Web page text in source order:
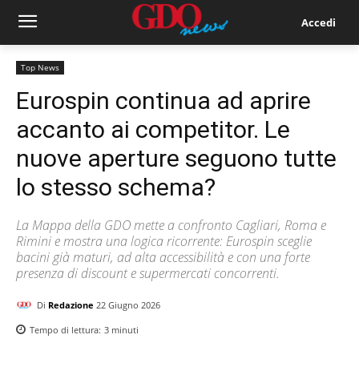
Accedi
Top News
Eurospin continua ad aprire
accanto ai competitor. Le
nuove aperture seguono tutte
lo stesso schema?
La Mappa della GDO mette a confronto Cagliari, Roma e
Rimini e mostra una logica ricorrente: Eurospin sceglie
bacini già maturi, ad alta accessibilità e con una forte
presenza di discount e supermercati concorrenti.
Di Redazione 22 Giugno 2026
Tempo di lettura: 3 minuti